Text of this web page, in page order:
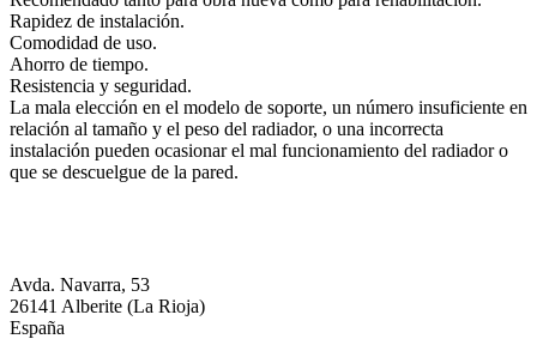
Rapidez de instalación.
Comodidad de uso.
Ahorro de tiempo.
Resistencia y seguridad.
La mala elección en el modelo de soporte, un número insuficiente en
relación al tamaño y el peso del radiador, o una incorrecta
instalación pueden ocasionar el mal funcionamiento del radiador o
que se descuelgue de la pared.
Avda. Navarra, 53
26141 Alberite (La Rioja)
España